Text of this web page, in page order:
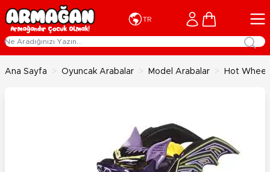
İçeriğe geç
TR Cart
Ana Sayfa > Oyuncak Arabalar > Model Arabalar > Hot